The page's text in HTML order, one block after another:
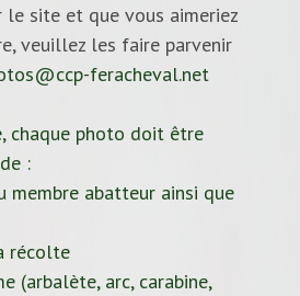
le site et que vous aimeriez
veuillez les faire parvenir
feracheval.net
chaque photo doit être
:
membre abatteur ainsi que
récolte
(arbalète, arc, carabine,